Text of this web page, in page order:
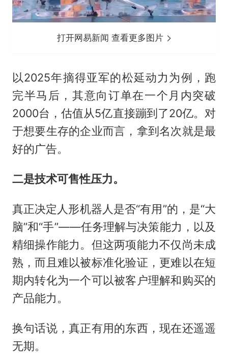
打开网易新闻 查看更多图片
以2025年摘得亚军的松延动力为例，跑
完半马后，其意向订单在一个月内突破
2000台，估值从5亿直接蹦到了20亿。对
于想要生存的企业而言，拿到名次就是最
好的广告。
二是技术可售性压力。
真正决定人形机器人是否“有用”的，是“大
脑”和“手”——任务理解与决策能力，以及
精细操作能力。但这两项能力不仅尚未成
熟，而且难以被标准化验证，更难以在短
期内转化为一个可以被客户理解和购买的
产品能力。
换句话说，真正有用的东西，现在还遥遥
无期。